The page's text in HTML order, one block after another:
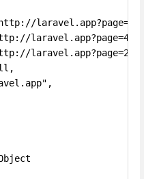
laravel.app?page=4",
laravel.app?page=2",